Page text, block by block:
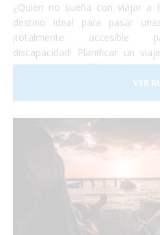
¿Quien no sueña con viajar a
destino ideal para pasar
¡totalmente accesible
discapacidad! Planificar un
decisiones más fáciles de
un lugar increíble que
experiencia. Todo esto, de la
¡una experiencia única e
VER